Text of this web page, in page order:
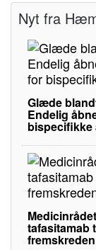
Nyt fra
Glæde
Endelig
tafasitamab